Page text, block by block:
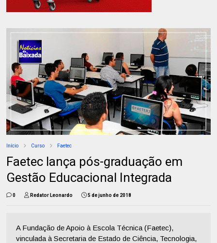
Início Curso Faetec
Faetec lança pós-graduação em
Gestão Educacional Integrada
0 Redator Leonardo 5 de junho de 2018
A Fundação de Apoio à Escola Técnica (Faetec),
vinculada à Secretaria de Estado de Ciência, Tecnologia,